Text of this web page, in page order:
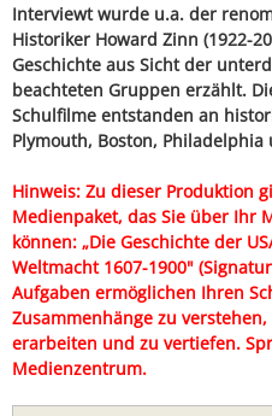
Interviewt wurde u.a. der
Historiker Howard Zinn (1922-
Geschichte aus Sicht der
beachteten Gruppen erzählt.
Schulfilme entstanden an
Plymouth, Boston, Philadelphia
Hinweis: Zu dieser Produktion
Medienpaket, das Sie über Ihr
können: „Die Geschichte der
Weltmacht 1607-1900"
Aufgaben ermöglichen Ihren
Zusammenhänge zu
erarbeiten und zu vertiefen.
Medienzentrum.